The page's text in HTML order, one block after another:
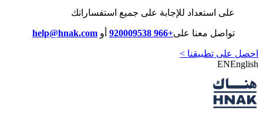
على استعداد للإجابة على جميع استفساراتك
تواصل معنا على+966 920009538 أو help@hnak.com
احصل على تطبيقنا >
ENEnglish